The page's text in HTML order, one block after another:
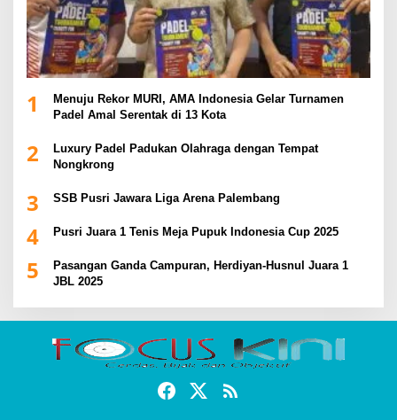
1
Menuju Rekor MURI, AMA Indonesia Gelar Turnamen
Padel Amal Serentak di 13 Kota
2
Luxury Padel Padukan Olahraga dengan Tempat
Nongkrong
3 SSB Pusri Jawara Liga Arena Palembang
4 Pusri Juara 1 Tenis Meja Pupuk Indonesia Cup 2025
5
Pasangan Ganda Campuran, Herdiyan-Husnul Juara 1
JBL 2025